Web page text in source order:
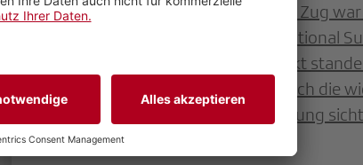
besonderer Begegnungen: Die SRG Zug
Eröffnung der «Special Olympics National
Zug 2026» live dabei. Im Mittelpunkt
sportliche Höhepunkte, sondern auch die
Inklusion in der Sportberichterstattung
wird.